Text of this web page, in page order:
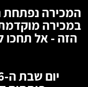
המכירה נפתחת
במכירה
הזה - אל תחכו
יום שבת ה-06.06 במועדון הגגרין